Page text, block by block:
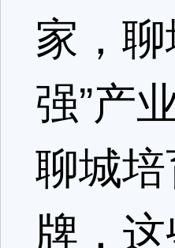
家，
强”产
聊城
牌，